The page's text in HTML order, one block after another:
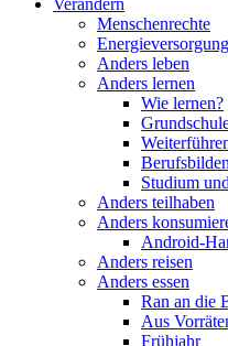
Menschenrechte
Energieversorgung
Anders leben
Anders lernen
Wie lernen?
Studium
Anders teilhaben
Anders
Android-
Anders reisen
Anders essen
Ran an die
Aus
Frühjahr